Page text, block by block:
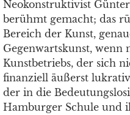
Neokonstruktivist
berühmt gemacht; das
Bereich der Kunst,
Gegenwartskunst, wenn
Kunstbetriebs, der sich
finanziell äußerst
der in die
Hamburger Schule und